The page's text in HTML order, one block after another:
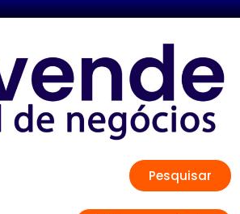
Pesquisar